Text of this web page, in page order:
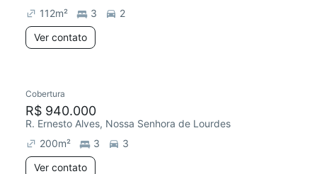
112m² 3
2
Ver contato
Cobertura
R$ 940.000
R. Ernesto Alves, Nossa Senhora de Lourdes
200m² 3
3
Ver contato